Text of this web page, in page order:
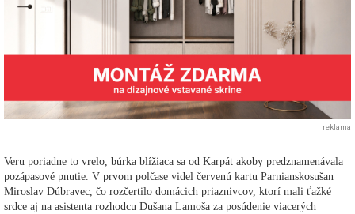
reklama
Veru poriadne to vrelo, búrka blížiaca sa od Karpát akoby predznamenávala
pozápasové pnutie. V prvom polčase videl červenú kartu Parnianskosušan
Miroslav Dúbravec, čo rozčertilo domácich priaznivcov, ktorí mali ťažké
srdce aj na asistenta rozhodcu Dušana Lamoša za posúdenie viacerých